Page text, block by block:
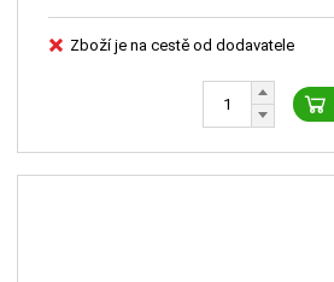
Zboží je na cestě od dodavatele